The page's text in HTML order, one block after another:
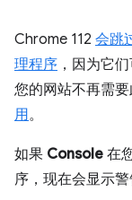
Chrome 112 会跳
理程序 ，因为它
您的网站不再需
用。
如果 Console 在
序，现在会显示警